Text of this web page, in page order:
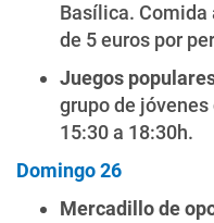
Basílica. Comida
de 5 euros por
Juegos
grupo de
15:30 a 18:30h.
Domingo 26
Mercadillo de